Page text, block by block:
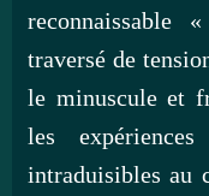
reconnaissable
traversé de
le minuscule et
les
intraduisibles au